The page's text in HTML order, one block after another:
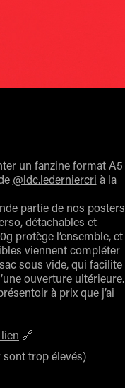
un fanzine format A5
@ldc.lederniercri à la
partie de nos posters
détachables et
protège l’ensemble, et
viennent compléter
sous vide, qui facilite
ouverture ultérieure.
à prix que j’ai
🔗
trop élevés)